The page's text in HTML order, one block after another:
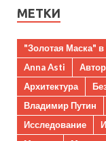
МЕТКИ
"Золотая Маска" в
Anna Asti
Автор
Архитектура
Владимир Путин
Исследование